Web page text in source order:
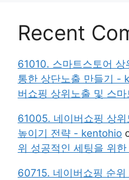
Recent
61010. 스마트스토어
통한 상단노출 만들기 -
버쇼핑 상위노출 및 스
61005. 네이버쇼핑 상
높이기 전략 - kentohio
위 성공적인 세팅을 위
60715. 네이버쇼핑 순